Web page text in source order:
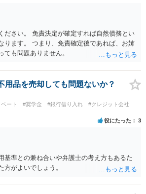
方法で当該債務を弁済することを要求するこ
立すれば警察に通報などの対応が考えられま
い。
ださい。 免責決定が確定すれば自然債務とい
ります。 つまり、免責確定後であれば、お姉
ても問題ありません。
用品を売却しても問題ないか？
ート #奨学金 #銀行借り入れ
#クレジット会社
役にたった 3
基準との兼ね合いや弁護士の考え方もあるた
方がよいでしょう。